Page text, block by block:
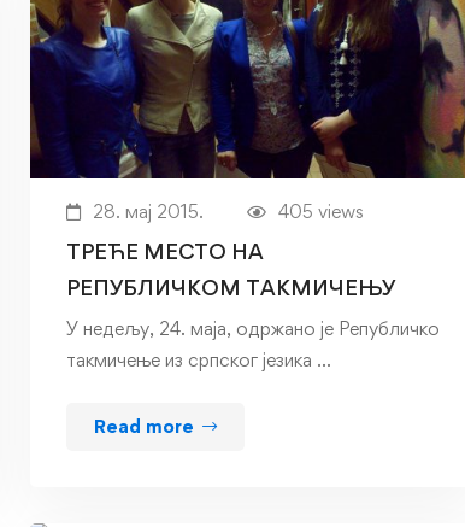
28. мај 2015. 405 views
ТРЕЋЕ МЕСТО НА
РЕПУБЛИЧКОМ ТАКМИЧЕЊУ
У недељу, 24. маја, одржано је Републичко
такмичење из српског језика …
Read more